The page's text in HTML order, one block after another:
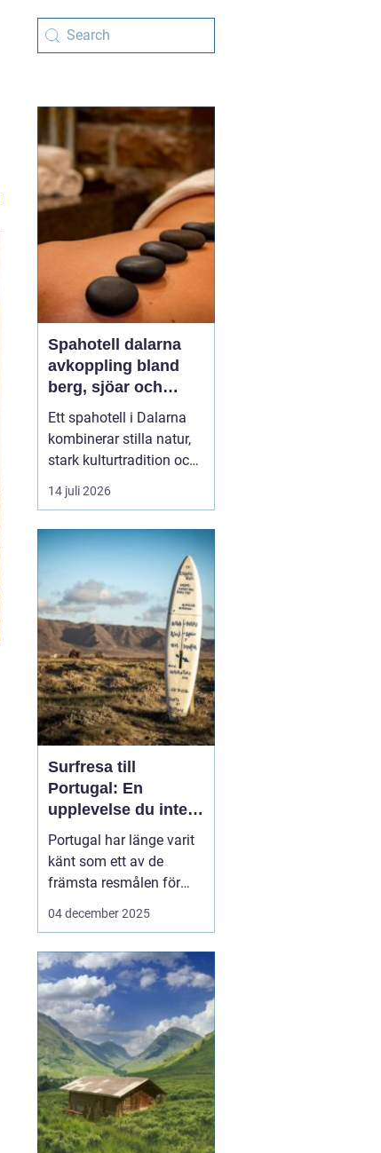
Spahotell dalarna
avkoppling bland
berg, sjöar och
historia
Ett spahotell i Dalarna
kombinerar stilla natur,
stark kulturtradition och
omtänksam service.
Många som reser hit
varmt bad. De vill andas
ut, sova gott, äta
vällagad mat och
samtidigt känna en
tydlig känsla av plats
doften av ...
14 juli 2026
Surfresa till
Portugal: En
upplevelse du inte
vill missa
Portugal har länge varit
känt som ett av de
främsta resmålen för
surfentusiaster. Landets
klimat och en
avslappnad atmosfär,
vilket gör det till en
idealisk ...
04 december 2025